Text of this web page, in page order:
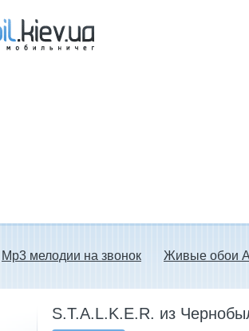
Mp3 мелодии на звонок Живые обои
S.T.A.L.K.E.R. из